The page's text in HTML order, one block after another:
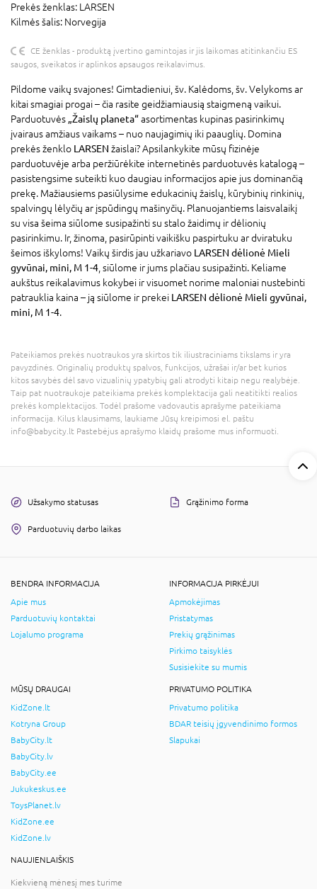
Prekės ženklas: LARSEN
Kilmės šalis: Norvegija
CE ženklas - produktą įvertino gamintojas ir jis laikomas atitinkančiu ES
saugos, sveikatos ir aplinkos apsaugos reikalavimus.
Pildome vaikų svajones! Gimtadieniui, šv. Kalėdoms, šv. Velykoms ar
kitai smagiai progai – čia rasite geidžiamiausią staigmeną vaikui.
Parduotuvės „Žaislų planeta“asortimentas kupinas pasirinkimų
įvairaus amžiaus vaikams – nuo naujagimių iki paauglių. Domina
prekės ženklo LARSEN žaislai? Apsilankykite mūsų fizinėje
parduotuvėje arba peržiūrėkite internetinės parduotuvės katalogą –
pasistengsime suteikti kuo daugiau informacijos apie jus dominančią
prekę. Mažiausiems pasiūlysime edukacinių žaislų, kūrybinių rinkinių,
spalvingų lėlyčių ar įspūdingų mašinyčių. Planuojantiems laisvalaikį
su visa šeima siūlome susipažinti su stalo žaidimų ir dėlionių
pasirinkimu. Ir, žinoma, pasirūpinti vaikišku paspirtuku ar dviratuku
šeimos iškyloms! Vaikų širdis jau užkariavo LARSEN dėlionė Mieli
gyvūnai, mini, M 1-4 , siūlome ir jums plačiau susipažinti. Keliame
aukštus reikalavimus kokybei ir visuomet norime maloniai nustebinti
patrauklia kaina – ją siūlome ir prekei LARSEN dėlionė Mieli gyvūnai,
mini, M 1-4.
Pateikiamos prekės nuotraukos yra skirtos tik iliustraciniams tikslams ir yra
pavyzdinės. Originalių produktų spalvos, funkcijos, užrašai ir/ar bet kurios
kitos savybės dėl savo vizualinių ypatybių gali atrodyti kitaip negu realybėje.
Taip pat nuotraukoje pateikiama prekės komplektacija gali neatitikti realios
prekės komplektacijos. Todėl prašome vadovautis aprašyme pateikiama
informacija. Kilus klausimams, laukiame Jūsų kreipimosi el. paštu
info@babycity.lt Pastebėjus aprašymo klaidų prašome mus informuoti.
Užsakymo statusas Grąžinimo forma
Parduotuvių darbo laikas
BENDRA INFORMACIJA
Apie mus
Parduotuvių kontaktai
Lojalumo programa
INFORMACIJA PIRKĖJUI
Apmokėjimas
Pristatymas
Prekių grąžinimas
Pirkimo taisyklės
Susisiekite su mumis
MŪSŲ DRAUGAI
KidZone.lt
Kotryna Group
BabyCity.lt
BabyCity.lv
BabyCity.ee
Jukukeskus.ee
ToysPlanet.lv
KidZone.ee
KidZone.lv
PRIVATUMO POLITIKA
Privatumo politika
BDAR teisių įgyvendinimo formos
Slapukai
NAUJIENLAIŠKIS
Kiekvieną mėnesį mes turime